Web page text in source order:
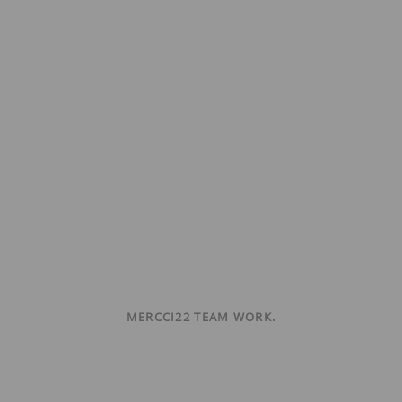
MERCCI22 TEAM WORK.